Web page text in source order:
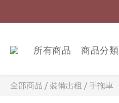
所有商品 商品分類
全部商品 / 裝備出租 / 手拖車